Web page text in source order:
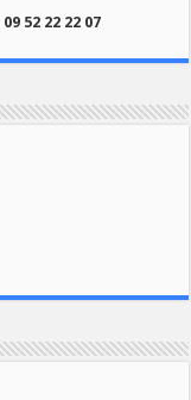
09 52 22 22 07